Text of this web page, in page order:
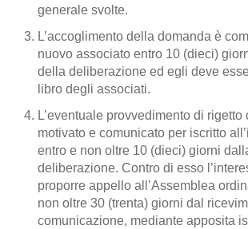
generale svolte.
L’accoglimento della domanda è
nuovo associato entro 10 (dieci)
della deliberazione ed egli deve
libro degli associati.
L’eventuale provvedimento di rigetto
motivato e comunicato per iscritto
entro e non oltre 10 (dieci) giorni
deliberazione. Contro di esso
proporre appello all’Assemblea
non oltre 30 (trenta) giorni dal
comunicazione, mediante apposita